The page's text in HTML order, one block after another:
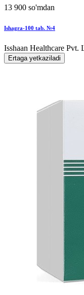
13 900 so'mdan
Ishagra-100 tab. №4
Isshaan Healthcare Pvt.
Ertaga yetkaziladi